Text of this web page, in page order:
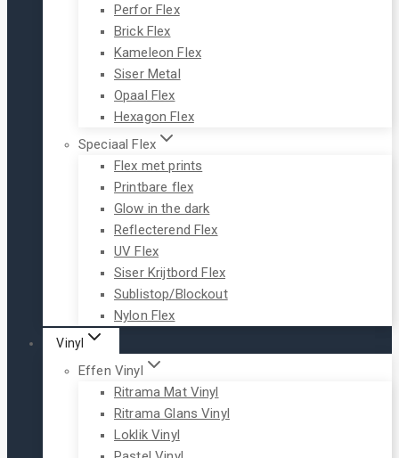
Perfor Flex
Brick Flex
Kameleon Flex
Siser Metal
Opaal Flex
Hexagon Flex
Speciaal Flex
Flex met prints
Printbare flex
Glow in the dark
Reflecterend Flex
UV Flex
Siser Krijtbord Flex
Sublistop/Blockout
Nylon Flex
Vinyl
Effen Vinyl
Ritrama Mat Vinyl
Ritrama Glans Vinyl
Loklik Vinyl